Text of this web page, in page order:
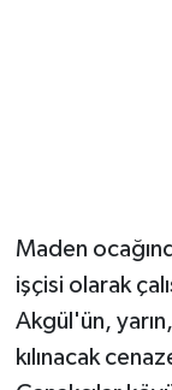
Maden
işçisi olarak
Akgül'ün,
kılınacak